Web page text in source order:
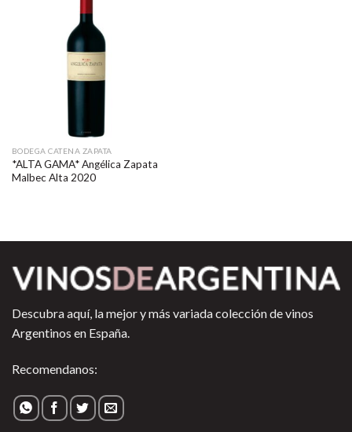
BODEGA CATENA ZAPATA
*ALTA GAMA* Angélica Zapata
Malbec Alta 2020
Descubra aquí, la mejor y más variada colección de vinos
Argentinos en España.
Recomendanos: